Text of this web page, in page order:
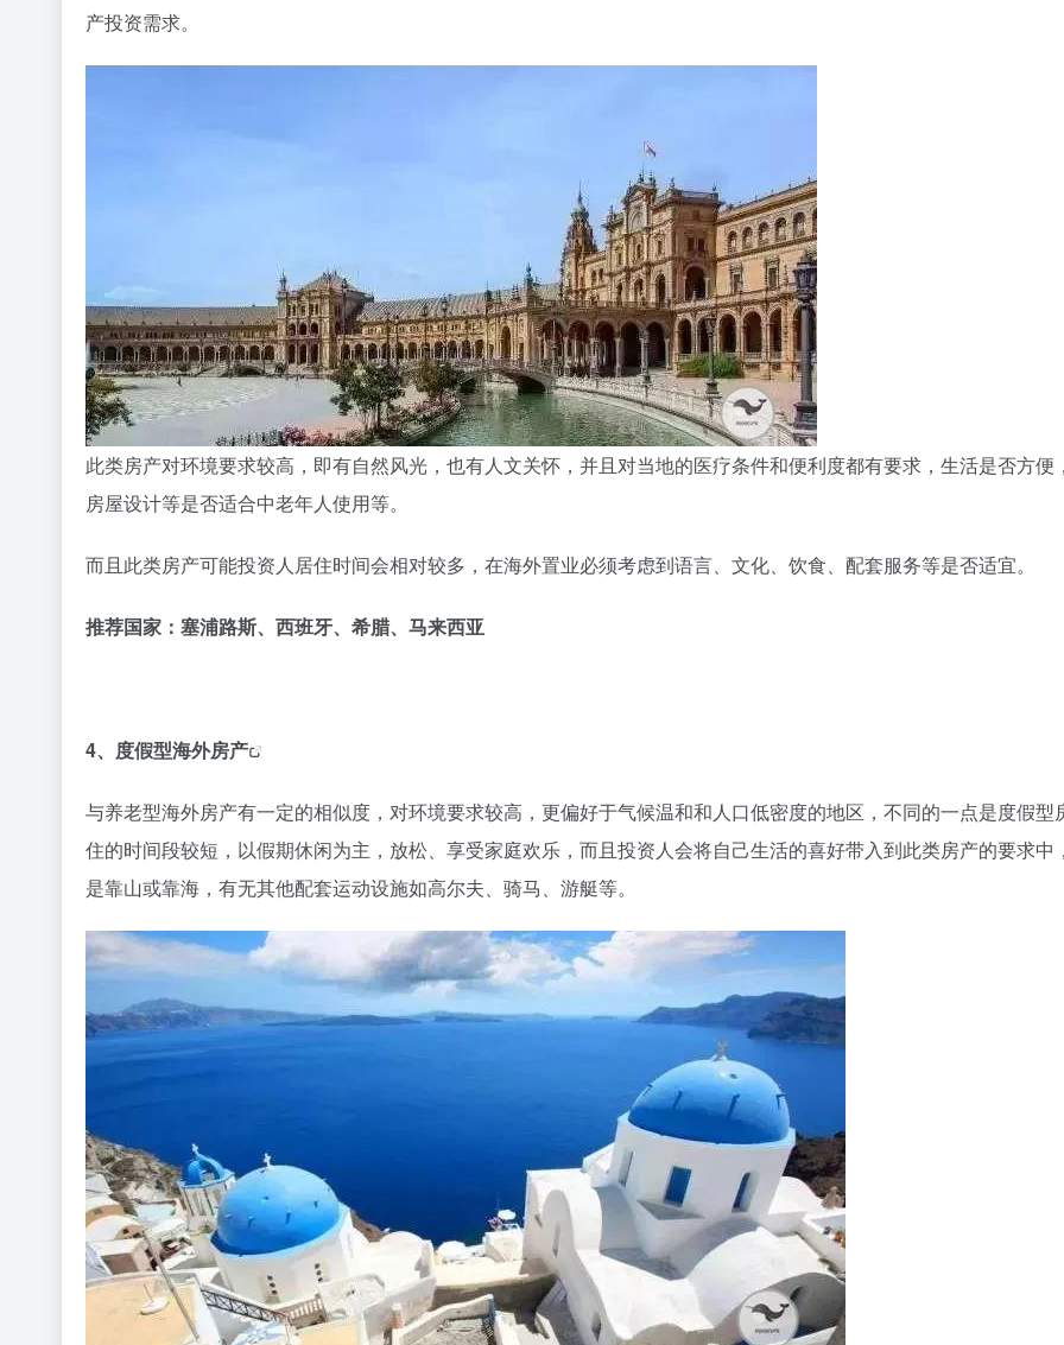
产投资需求。
此类房产对环境要求较高，即有自然风光，也有人文关怀，并且对当地的医疗条件和便利度都有要求，生活是否方便
房屋设计等是否适合中老年人使用等。
而且此类房产可能投资人居住时间会相对较多，在海外置业必须考虑到语言、文化、饮食、配套服务等是否适宜。
推荐国家：塞浦路斯、西班牙、希腊、马来西亚
4、 度假型海外房产
与养老型海外房产有一定的相似度，对环境要求较高，更偏好于气候温和和人口低密度的地区，不同的一点是度假型
住的时间段较短，以假期休闲为主，放松、享受家庭欢乐，而且投资人会将自己生活的喜好带入到此类房产的要求中
是靠山或靠海，有无其他配套运动设施如高尔夫、骑马、游艇等。